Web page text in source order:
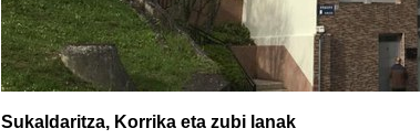
Sukaldaritza, Korrika eta zubi lanak